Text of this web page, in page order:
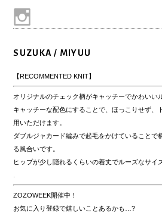
SUZUKA / MIYUU
【RECOMMENTED KNIT】
オリジナルのチェック柄がキャッチーでかわいい
キャッチーな配色にすることで、ほっこりせず、
用いただけます。
ダブルジャカード編みで起毛をかけていることで
る風合いです。
ヒップが少し隠れるくらいの着丈でルーズなサイ
ZOZOWEEK開催中！
お気に入り登録で嬉しいことあるかも…?